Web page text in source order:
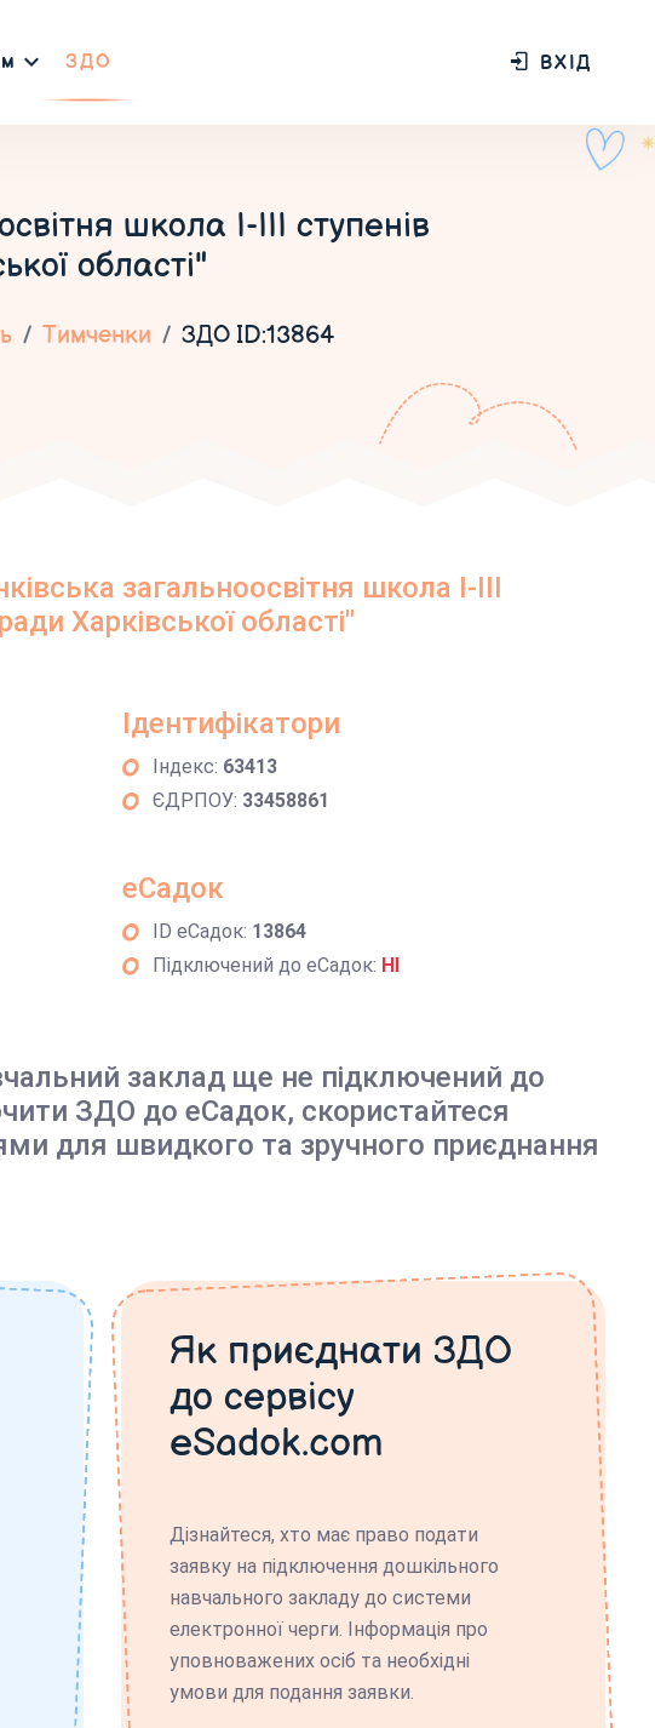
ЗДО ВХІД
школа І-ІІІ ступенів
області"
Тимченки ЗДО ID:13864
загальноосвітня школа І-ІІІ
Харківської області"
Ідентифікатори
Індекс: 63413
ЄДРПОУ: 33458861
еСадок
ID еСадок: 13864
Підключений до еСадок: НІ
заклад ще не підключений до
ЗДО до еСадок, скористайтеся
для швидкого та зручного приєднання
Як приєднати ЗДО
до сервісу
eSadok.com
Дізнайтеся, хто має право подати
заявку на підключення дошкільного
навчального закладу до системи
електронної черги. Інформація про
уповноважених осіб та необхідні
умови для подання заявки.